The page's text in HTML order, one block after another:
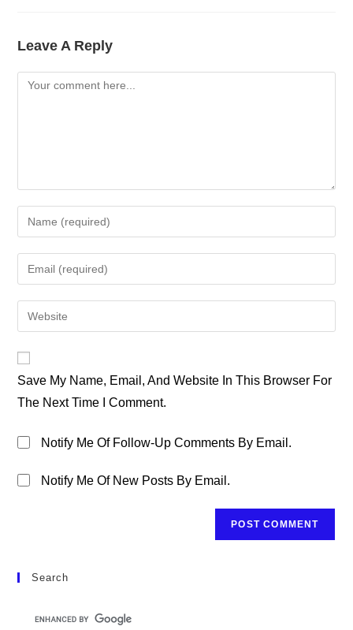
Leave A Reply
Comment
Your
Name
Or
To
Comment
Your
Email
Address
Your
URL
(optional)
Save My Name, Email, And Website In This Browser For
The Next Time I Comment.
Notify Me Of Follow-Up Comments By Email.
Notify Me Of New Posts By Email.
Search